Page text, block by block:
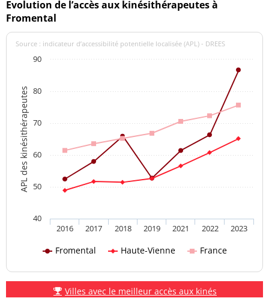
Evolution de l’accès aux kinésithérapeutes à
Fromental
APL des kinésithérapeutes
Source : indicateur d’accessibilité potentielle localisée (APL) - DREES
Fromental Haute-Vienne France
2016 2017 2018 2019 2021 2022 2023
40
50
60
70
80
90
Villes avec le meilleur accès aux kinés